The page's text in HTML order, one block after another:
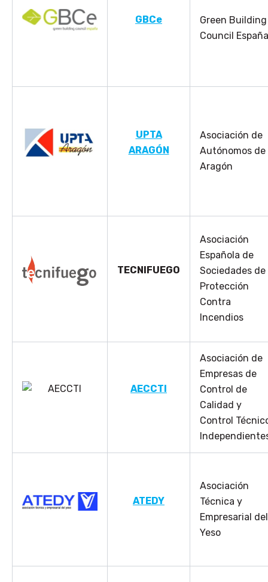
GBCe
Green Building
Council España
UPTA
ARAGÓN
Asociación de
Autónomos de
Aragón
TECNIFUEGO
Asociación
Española de
Sociedades de
Protección
Contra
Incendios
AECCTI
Asociación de
Empresas de
Control de
Calidad y
Control
ATEDY
Asociación
Técnica y
Empresarial del
Yeso